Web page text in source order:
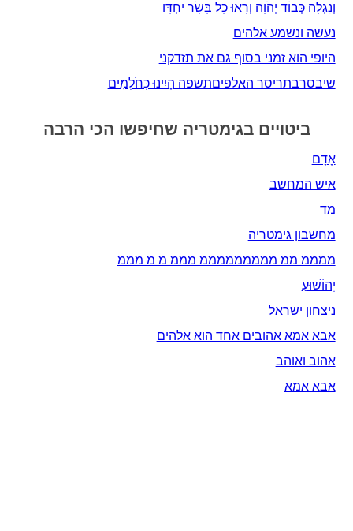
וְנִגְלָה כְּבוֹד יְהֹוָה וְרָאוּ כָל בָּשָׂר יַחְדָּו
נעשה ונשמע אלהים
היופי הוא זמני בסוף גם את תזדקני
שיבסרבתריסר האלפיםתשפה הָיִינוּ כְּחֹלְמִים
ביטויים בגימטריה שחיפשו הכי הרבה
אָדָם‎
איש המחשב
מד
מחשבון גימטריה
ממממ ממ מממממממממ מממ מ מ מממ
יְהוֹשׁוּעַ
ניצחון ישראל
אבא אמא אהובים אחד הוא אלהים
אהוב ואוהב
אבא אמא